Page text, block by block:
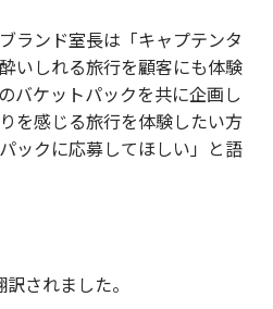
ランド室長は「キャプテンタ
いしれる旅行を顧客にも体験
バケットパックを共に企画し
を感じる旅行を体験したい方
ックに応募してほしい」と語
されました。